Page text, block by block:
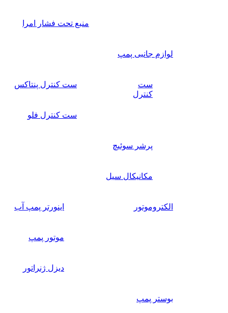
منبع تحت فشار امرا
لوازم جانبی پمپ
ست
کنترل
ست کنترل پنتاکس
ست کنترل فلو
پرشر سوئیچ
مکانیکال سیل
الکتروموتور اینورتر پمپ آب
موتور پمپ
دیزل ژنراتور
بوستر پمپ